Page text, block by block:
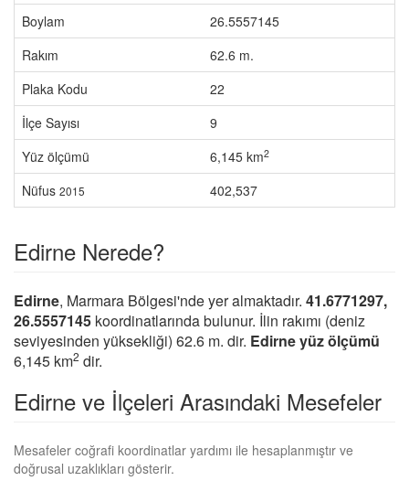
Boylam
26.5557145
Rakım
62.6 m.
Plaka Kodu
22
İlçe Sayısı
9
Yüz ölçümü
6,145 km2
Nüfus 2015 402,537
Edirne Nerede?
Edirne, Marmara Bölgesi'nde yer almaktadır. 41.6771297,
26.5557145 koordinatlarında bulunur. İlin rakımı (deniz
seviyesinden yüksekliği) 62.6 m. dir. Edirne yüz ölçümü
6,145 km2 dir.
Edirne ve İlçeleri Arasındaki Mesefeler
Mesafeler coğrafi koordinatlar yardımı ile hesaplanmıştır ve
doğrusal uzaklıkları gösterir.